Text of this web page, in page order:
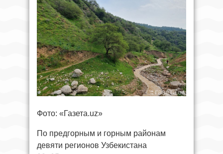
Фото: «Газета.uz»
По предгорным и горным районам
девяти регионов Узбекистана